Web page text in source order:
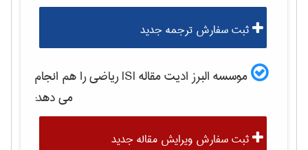
ثبت سفارش ترجمه جدید
موسسه البرز ادیت مقاله ISI رياضیرا هم انجام
می دهد:
ثبت سفارش ویرایش مقاله جدید